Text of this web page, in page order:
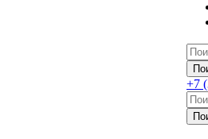
+7